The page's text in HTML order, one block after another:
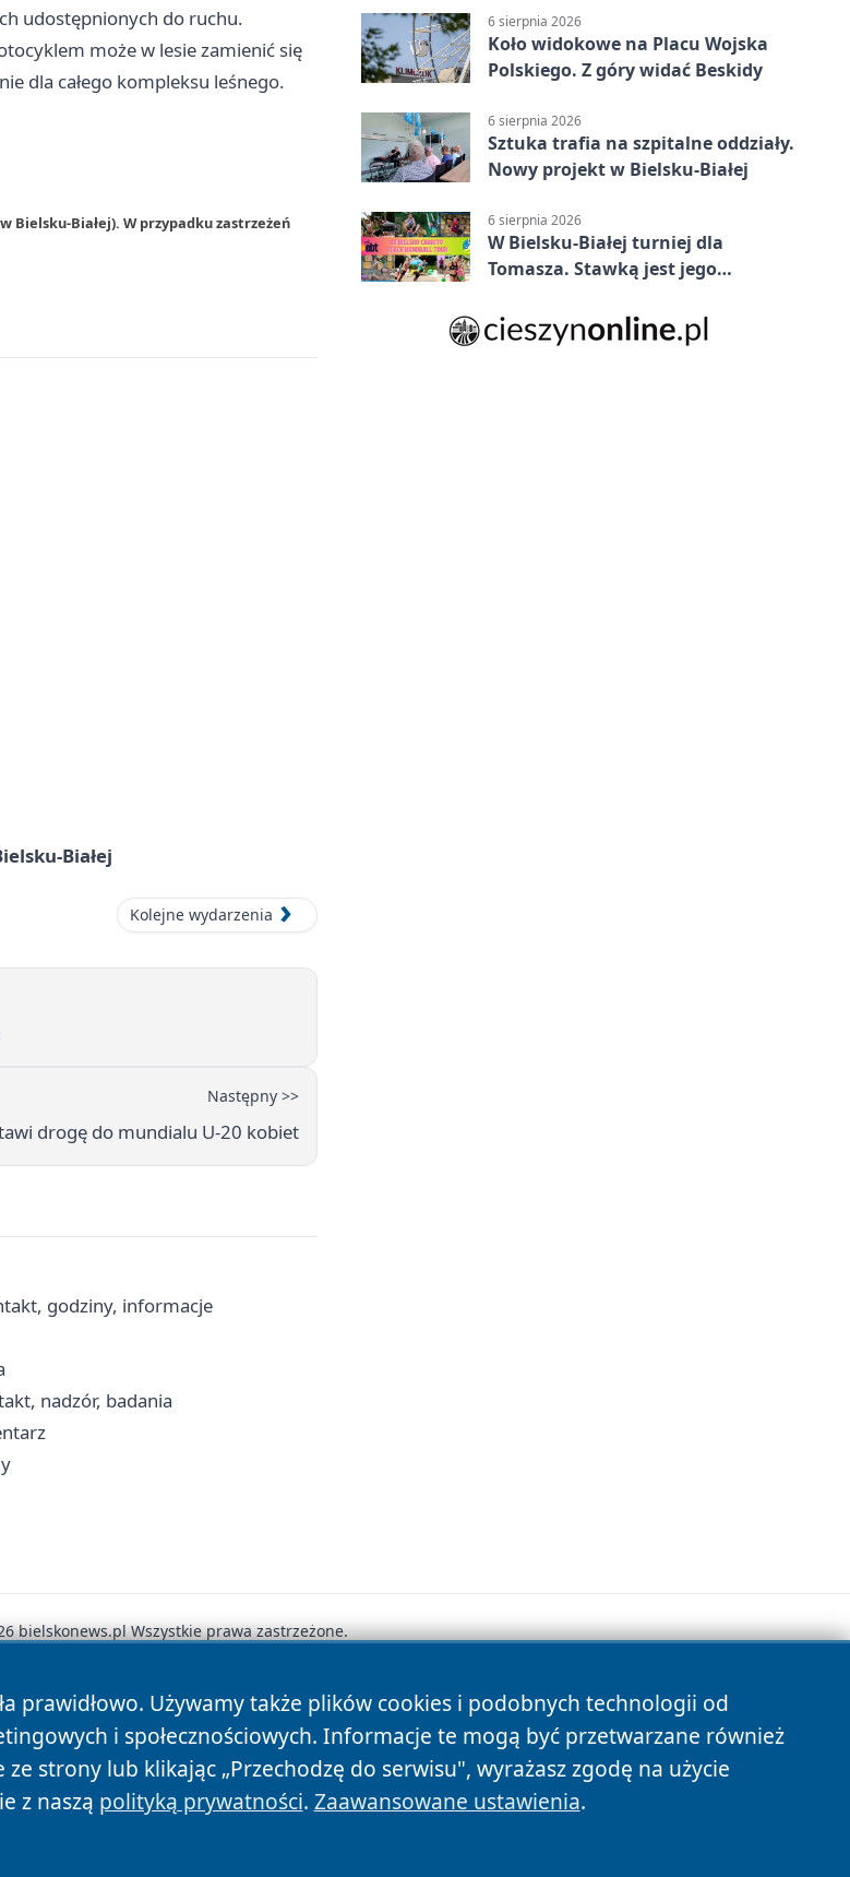
udostępnionych do ruchu.
może w lesie zamienić się
dla całego kompleksu leśnego.
Bielsku-Białej). W przypadku zastrzeżeń
Białej
Kolejne wydarzenia
Następny >>
drogę do mundialu U‑20 kobiet
godziny, informacje
nadzór, badania
6 sierpnia 2026
Koło widokowe na Placu Wojska
Polskiego. Z góry widać Beskidy
6 sierpnia 2026
Sztuka trafia na szpitalne oddziały.
Nowy projekt w Bielsku-Białej
6 sierpnia 2026
W Bielsku-Białej turniej dla
Tomasza. Stawką jest jego
prawidłowo. Używamy także plików cookies i podobnych technologii od
i społecznościowych. Informacje te mogą być przetwarzane również
strony lub klikając „Przechodzę do serwisu", wyrażasz zgodę na użycie
z naszą polityką prywatności. Zaawansowane ustawienia.
bielskonews.pl Wszystkie prawa zastrzeżone.
Polityka Prywatności Polityka Cookies